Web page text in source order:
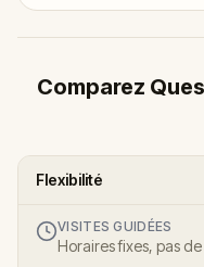
Comparez
Flexibilité
VISITES GUIDÉES
Horaires fixes, pas